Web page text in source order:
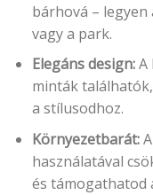
bárhová – legyen
vagy a park.
Elegáns design:A
minták
a stílusodhoz.
Környezetbarát:
használatával
és támogathatod